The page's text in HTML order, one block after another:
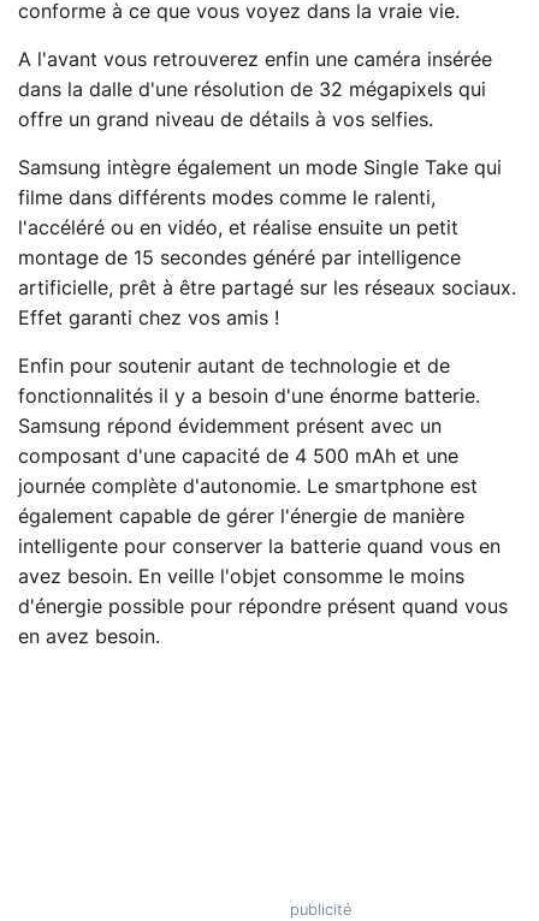
conforme à ce que vous voyez dans la vraie vie.
A l'avant vous retrouverez enfin une caméra insérée
dans la dalle d'une résolution de 32 mégapixels qui
offre un grand niveau de détails à vos selfies.
Samsung intègre également un mode Single Take qui
filme dans différents modes comme le ralenti,
l'accéléré ou en vidéo, et réalise ensuite un petit
montage de 15 secondes généré par intelligence
artificielle, prêt à être partagé sur les réseaux sociaux.
Effet garanti chez vos amis !
Enfin pour soutenir autant de technologie et de
fonctionnalités il y a besoin d'une énorme batterie.
Samsung répond évidemment présent avec un
composant d'une capacité de 4 500 mAh et une
journée complète d'autonomie. Le smartphone est
également capable de gérer l'énergie de manière
intelligente pour conserver la batterie quand vous en
avez besoin. En veille l'objet consomme le moins
d'énergie possible pour répondre présent quand vous
en avez besoin.